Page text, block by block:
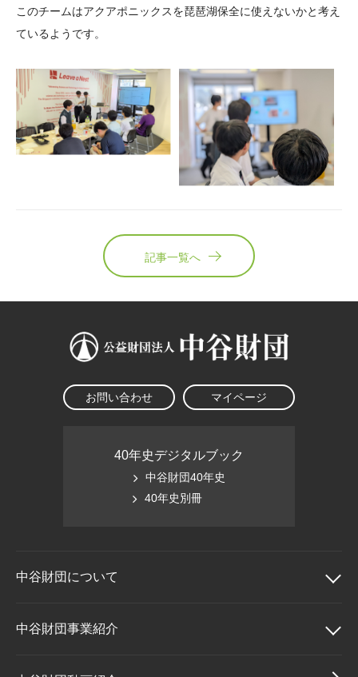
このチームはアクアポニックスを琵琶湖保全に使えないかと考え
ているようです。
記事一覧へ
お問い合わせ マイページ
40年史デジタルブック
中谷財団40年史
40年史別冊
中谷財団について
中谷財団について
中谷財団事業紹介